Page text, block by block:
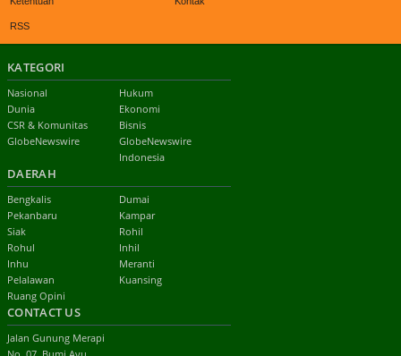
RSS
KATEGORI
Nasional
Hukum
Dunia
Ekonomi
CSR & Komunitas
Bisnis
GlobeNewswire
GlobeNewswire
Indonesia
DAERAH
Bengkalis
Dumai
Pekanbaru
Kampar
Siak
Rohil
Rohul
Inhil
Inhu
Meranti
Pelalawan
Kuansing
Ruang Opini
CONTACT US
Jalan Gunung Merapi